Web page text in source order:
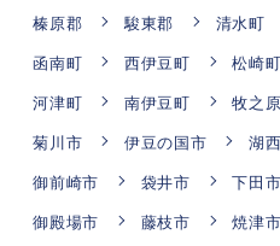
榛原郡
駿東郡 清水町
函南町
西伊豆町 松崎町
河津町
南伊豆町 牧之
菊川市
伊豆の国市 湖
御前崎市
袋井市 下田市
御殿場市
藤枝市 焼津市